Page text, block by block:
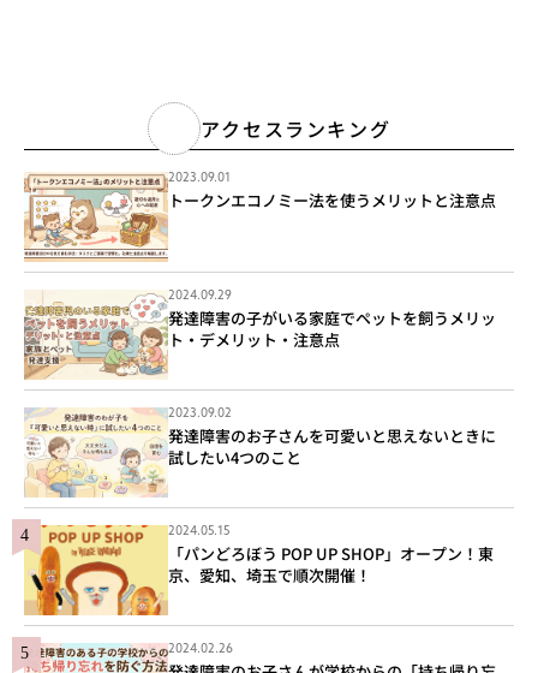
アクセスランキング
2023.09.01
トークンエコノミー法を使うメリットと注意点
2024.09.29
発達障害の子がいる家庭でペットを飼うメリッ
ト・デメリット・注意点
2023.09.02
発達障害のお子さんを可愛いと思えないときに
試したい4つのこと
2024.05.15
「パンどろぼう POP UP SHOP」オープン！東
京、愛知、埼玉で順次開催！
2024.02.26